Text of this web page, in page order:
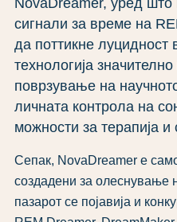
NovaDreamer, уред што
сигнали за време на
да поттикне
технологија
поврзување на
личната контрола на
можности за терапија
Сепак, NovaDreamer е
создадени за олеснување
пазарот се појавија и